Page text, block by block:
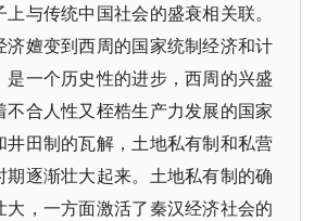
与传统中国社会的盛衰相关联。
济嬗变到西周的国家统制经济和计
是一个历史性的进步，西周的兴盛
不合人性又桎梏生产力发展的国家
井田制的瓦解，土地私有制和私营
期逐渐壮大起来。土地私有制的确
大，一方面激活了秦汉经济社会的